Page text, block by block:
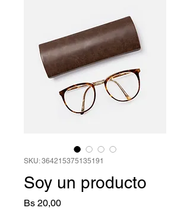
SKU: 364215375135191
Soy un producto
Bs 20,00Precio